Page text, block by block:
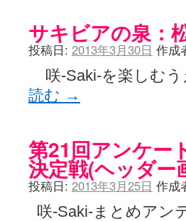
サキビアの泉：
投稿日: 2013年3月30日 作成
咲-Saki-を楽しむ
読む →
第21回アンケー
決定戦(ヘッダー
投稿日: 2013年3月25日 作成
咲-Saki-まとめア